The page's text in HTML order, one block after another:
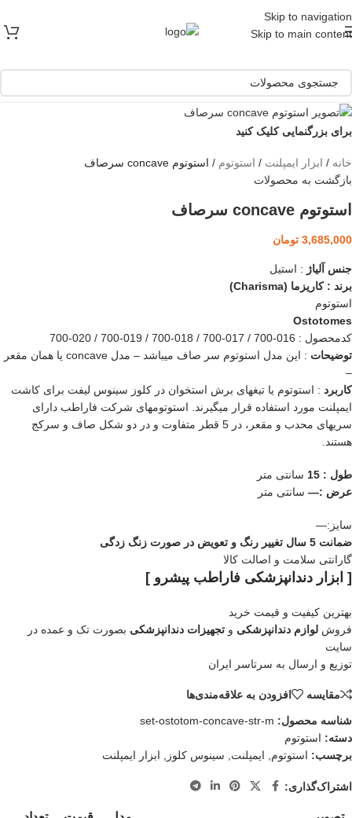
Skip to navigation
Skip to main content
برای بزرگنمایی کلیک کنید
خانه / ابزار ایمپلنت / استوتوم / استوتوم concave سرصاف
بازگشت به محصولات
استوتوم concave سرصاف
3,685,000 تومان
جنس آلیاژ : استیل
برند : کاریزما (Charisma)
استوتوم
Ostotomes
کدمحصول : 016-700 / 017-700 / 018-700 / 019-700 / 020-700
توضیحات
: این مدل استوتوم سر صاف میباشد – مدل concave یا همان مقعر
–
کاربرد : استوتوم یا تیغهای برش استخوان در کلوز سینوس لیفت برای کاشت
ایمپلنت مورد استفاده قرار میگیرند. استوتومهای شرکت فاراطب دارای
سریهای محدب و مقعر، در 5 قطر متفاوت و در دو شکل صاف و سرکج
هستند.
طول : 15
سانتی متر
عرض :— سانتی متر
سایز:—
ضمانت 5 سال تغییر رنگ و تعویض در صورت زنگ زدگی
گارانتی سلامت و اصالت کالا
[ ابزار دندانپزشکی فاراطب پیشرو ]
بهترین کیفیت و قیمت خرید
فروش لوازم دندانپزشکی و تجهیزات دندانپزشکی بصورت تک و عمده در
سایت
توزیع و ارسال به سرتاسر ایران
مقایسه افزودن به علاقه‌مندی‌ها
شناسه محصول: set-ostotom-concave-str-m
دسته: استوتوم
برچسب: استوتوم, ایمپلنت, سینوس کلوز , ابزار ایمپلنت
اشتراک‌گذاری: